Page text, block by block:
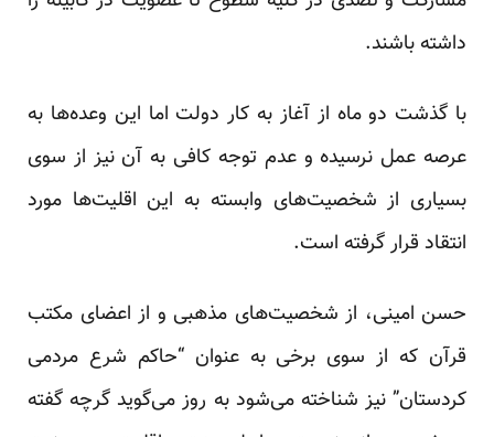
داشته باشند.
با گذشت دو ماه از آغاز به کار دولت اما این وعده‌ها به
عرصه عمل نرسیده و عدم توجه کافی به آن نیز از سوی
بسیاری از شخصیت‌های وابسته به این اقلیت‌ها مورد
انتقاد قرار گرفته است.
حسن امینی، از شخصیت‌های مذهبی و از اعضای مکتب
قرآن که از سوی برخی به عنوان “حاکم شرع مردمی
کردستان” نیز شناخته می‌شود به روز می‌گوید گرچه گفته